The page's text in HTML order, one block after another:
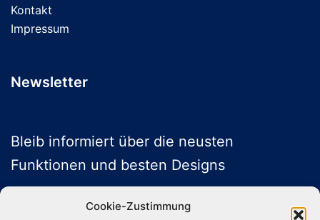
Cookie-Zustimmung
Kontakt
Impressum
Newsletter
Bleib informiert über die neusten
Funktionen und besten Designs